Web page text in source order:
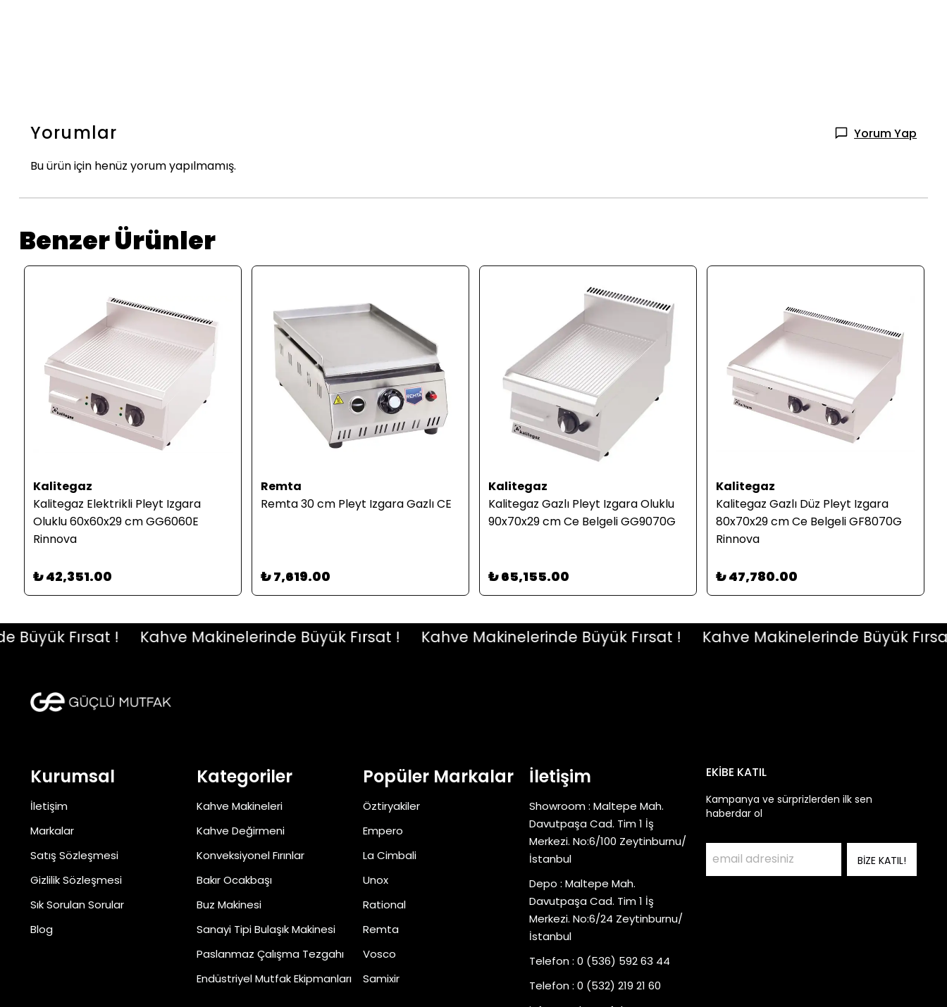
Yorumlar Yorum Yap
Bu ürün için henüz yorum yapılmamış.
Benzer Ürünler
Kalitegaz
Kalitegaz Elektrikli Pleyt Izgara
Oluklu 60x60x29 cm GG6060E
Rinnova
₺ 42,351.00
Remta
Remta 30 cm Pleyt Izgara Gazlı CE
₺ 7,619.00
Kalitegaz
Kalitegaz Gazlı Pleyt Izgara Oluklu
90x70x29 cm Ce Belgeli GG9070G
₺ 65,155.00
Kalitegaz
Kalitegaz Gazlı Düz Pleyt Izgara
80x70x29 cm Ce Belgeli GF8070G
Rinnova
₺ 47,780.00
Fırsat ! Kahve Makinelerinde Büyük Fırsat ! Kahve Makinelerinde Büyük Fırsat ! Kahve Makinelerinde Büyük Fırsat !
Kurumsal
İletişim
Markalar
Satış Sözleşmesi
Gizlilik Sözleşmesi
Sık Sorulan Sorular
Blog
Kategoriler
Kahve Makineleri
Kahve Değirmeni
Konveksiyonel Fırınlar
Bakır Ocakbaşı
Buz Makinesi
Sanayi Tipi Bulaşık Makinesi
Paslanmaz Çalışma Tezgahı
Endüstriyel Mutfak Ekipmanları
Popüler Markalar
Öztiryakiler
Empero
La Cimbali
Unox
Rational
Remta
Vosco
Samixir
İletişim
Showroom : Maltepe Mah.
Davutpaşa Cad. Tim 1 İş
Merkezi. No:6/100 Zeytinburnu/
İstanbul
Depo : Maltepe Mah.
Davutpaşa Cad. Tim 1 İş
Merkezi. No:6/24 Zeytinburnu/
İstanbul
Telefon : 0 (536) 592 63 44
Telefon : 0 (532) 219 21 60
EKİBE KATIL
Kampanya ve sürprizlerden ilk sen
haberdar ol
BİZE KATIL!